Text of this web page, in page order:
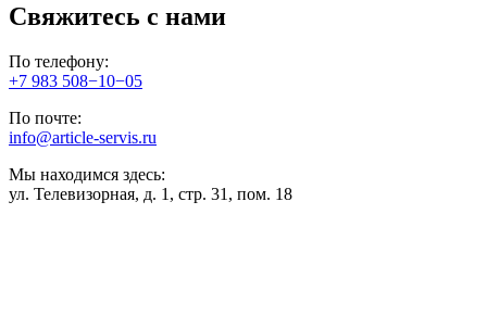
Свяжитесь с нами
По телефону:
+7 983 508−10−05
По почте:
info@article-servis.ru
Мы находимся здесь:
ул. Телевизорная, д. 1, стр. 31, пом. 18